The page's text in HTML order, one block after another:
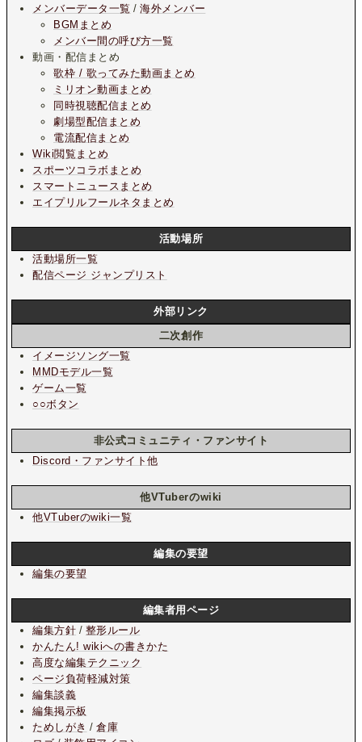
メンバーデータ一覧 /海外メンバー
BGMまとめ
メンバー間の呼び方一覧
動画・配信まとめ
歌枠 / 歌ってみた動画まとめ
ミリオン動画まとめ
同時視聴配信まとめ
劇場型配信まとめ
電流配信まとめ
Wiki閲覧まとめ
スポーツコラボまとめ
スマートニュースまとめ
エイプリルフールネタまとめ
活動場所
活動場所一覧
配信ページ ジャンプリスト
外部リンク
二次創作
イメージソング一覧
MMDモデル一覧
ゲーム一覧
○○ボタン
非公式コミュニティ・ファンサイト
Discord・ファンサイト他
他VTuberのwiki
他VTuberのwiki一覧
編集の要望
編集の要望
編集者用ページ
編集方針 / 整形ルール
かんたん! wikiへの書きかた
高度な編集テクニック
ページ負荷軽減対策
編集談義
編集掲示板
ためしがき /倉庫